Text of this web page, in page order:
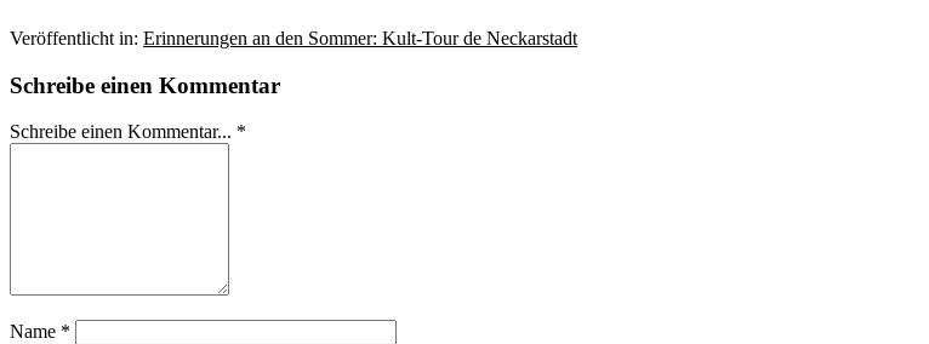
Veröffentlicht in: Erinnerungen an den Sommer: Kult-Tour de Neckarstadt
Schreibe einen Kommentar
Schreibe einen Kommentar... *
Name *